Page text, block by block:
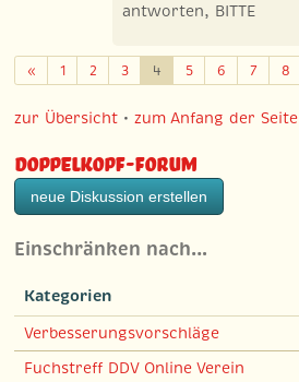
antworten, BITTE
«Zurück
1 2 3 4 5 6 7 8
zur Übersicht •zum Anfang der Seite
Doppelkopf-Forum
neue Diskussion erstellen
Einschränken nach…
Kategorien
Verbesserungsvorschläge
Fuchstreff DDV Online Verein